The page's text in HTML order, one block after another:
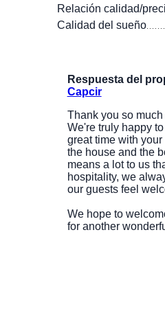
Relación calidad/
Calidad del sueño
Respuesta del
Capcir
Thank you so
We're truly happy
great time with
the house and the
means a lot to us
hospitality, we
our guests feel
We hope to
for another